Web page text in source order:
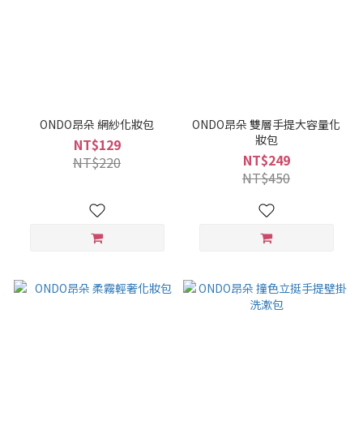
ONDO昂朵 網紗化妝包
NT$129
NT$220
ONDO昂朵 雙層手提大容量化
妝包
NT$249
NT$450